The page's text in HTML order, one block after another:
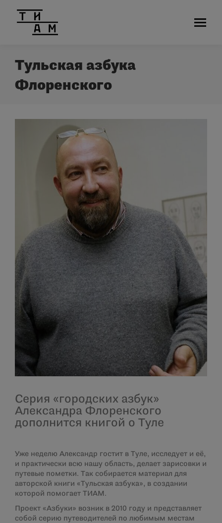
Тульская азбука
Флоренского
Серия «городских азбук»
Александра Флоренского
дополнится книгой о Туле
Уже неделю Александр гостит в Туле, исследует и её,
и практически всю нашу область, делает зарисовки и
путевые пометки. Так собирается материал для
авторской книги «Тульская азбука», в создании
которой помогает ТИАМ.
Проект «Азбуки» возник в 2010 году и представляет
собой серию путеводителей по любимым местам